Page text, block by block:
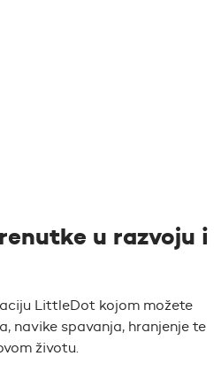
u razvoju i
LittleDot kojom možete
navike spavanja, hranjenje te
životu.